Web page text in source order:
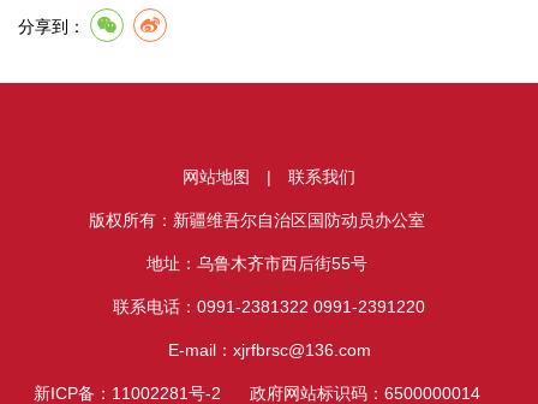
分享到：
网站地图 | 联系我们
版权所有：新疆维吾尔自治区国防动员办公室
地址：乌鲁木齐市西后街55号
联系电话：0991-2381322 0991-2391220
E-mail：xjrfbrsc@136.com
新ICP备：11002281号-2 政府网站标识码：6500000014